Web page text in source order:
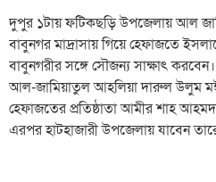
দুপুর ১টায় ফটিকছড়ি উপজেলায় আল
বাবুনগর মাদ্রাসায় গিয়ে হেফাজতে
বাবুনগরীর সঙ্গে সৌজন্য সাক্ষাৎ
আল-জামিয়াতুল আহলিয়া দারুল উলুম
হেফাজতের প্রতিষ্ঠাতা আমীর শাহ
এরপর হাটহাজারী উপজেলায় যাবেন